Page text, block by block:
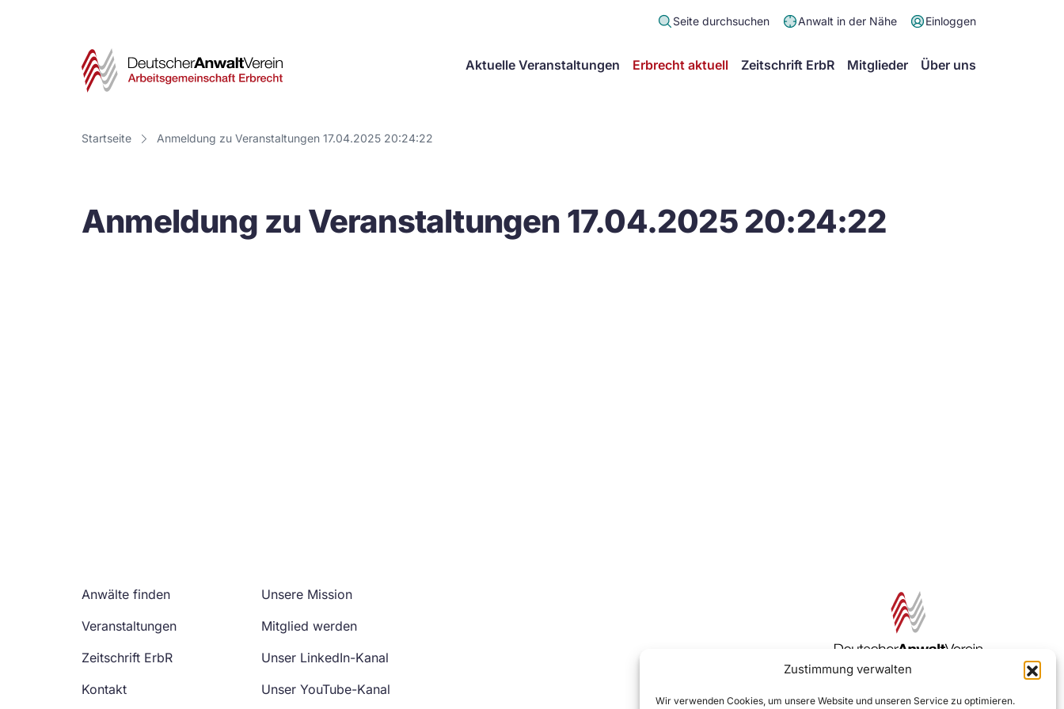
Zustimmung verwalten
Wir verwenden Cookies, um unsere Website und unseren Service zu optimieren.
Seite durchsuchen Anwalt in der Nähe Einloggen
Deutscher
Verein
Arbeitsgemeinschaft
Aktuelle Veranstaltungen Erbrecht aktuell Zeitschrift ErbR Mitglieder Über uns
Startseite Anmeldung zu Veranstaltungen 17.04.2025 20:24:22
Anmeldung zu Veranstaltungen 17.04.2025 20:24:22
Anwälte finden
Veranstaltungen
Zeitschrift ErbR
Kontakt
Unsere Mission
Mitglied werden
Unser LinkedIn-Kanal
Unser YouTube-Kanal
Zur DAV Webseite